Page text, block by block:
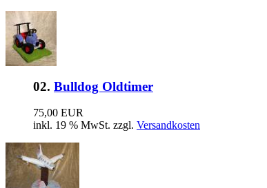
02. Bulldog Oldtimer
75,00 EUR
inkl. 19 % MwSt. zzgl. Versandkosten